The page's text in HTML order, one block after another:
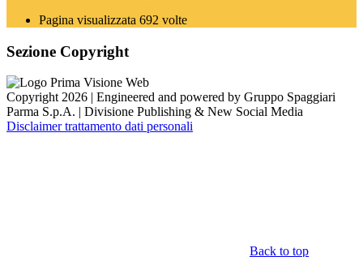
Pagina visualizzata 692 volte
Sezione Copyright
Copyright 2026 | Engineered and powered by Gruppo Spaggiari
Parma S.p.A. | Divisione Publishing & New Social Media
Disclaimer trattamento dati personali
Back to top